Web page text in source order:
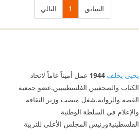
السابق 1 التالي
يحيى يخلف 1944 عمل أميناً عاماً لاتحاد
الكتاب والصحفيين الفلسطينيين.عضو جمعية
القصة والرواية.شغل منصب وزير الثقافة
والإعلام في السلطة الوطنية
الفلسطينيةورئيس المجلس الأعلى للتربية